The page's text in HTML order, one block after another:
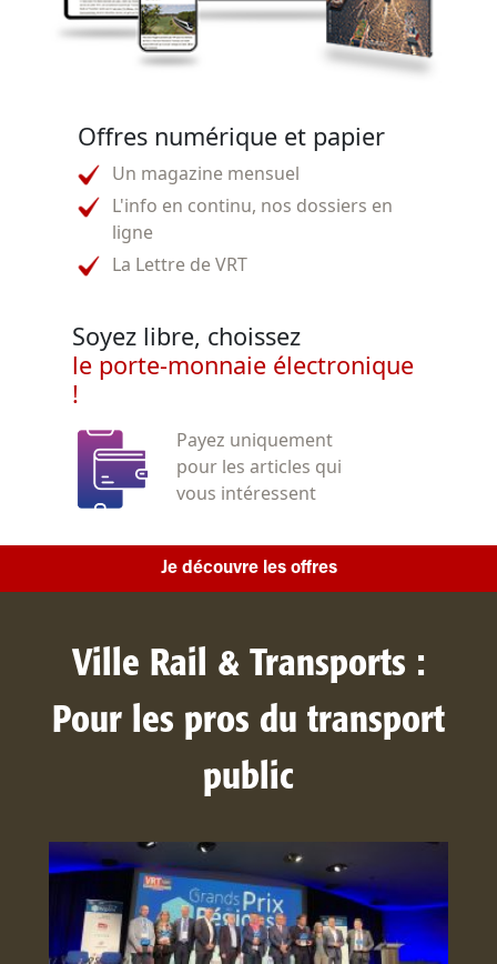
Offres numérique et papier
Un magazine mensuel
L'info en continu, nos dossiers en
ligne
La Lettre de VRT
Soyez libre, choissez
le porte-monnaie électronique
!
Payez uniquement
pour les articles qui
vous intéressent
Je découvre les offres
Ville Rail & Transports :
Pour les pros du transport
public